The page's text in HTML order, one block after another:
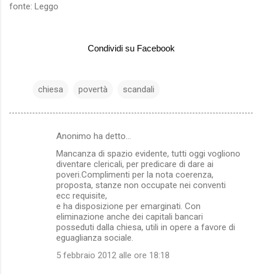
fonte: Leggo
Condividi su Facebook
chiesa povertà scandali
Anonimo ha detto…
Mancanza di spazio evidente, tutti oggi vogliono
diventare clericali, per predicare di dare ai
poveri.Complimenti per la nota coerenza,
proposta, stanze non occupate nei conventi
ecc requisite,
e ha disposizione per emarginati. Con
eliminazione anche dei capitali bancari
posseduti dalla chiesa, utili in opere a favore di
eguaglianza sociale.
5 febbraio 2012 alle ore 18:18